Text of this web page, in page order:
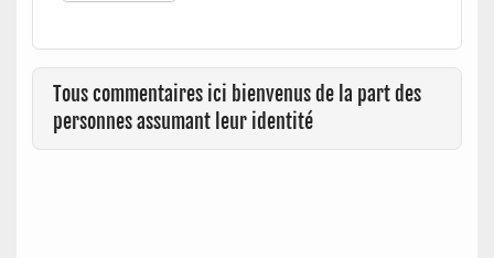
Tous commentaires ici bienvenus de la part des
personnes assumant leur identité